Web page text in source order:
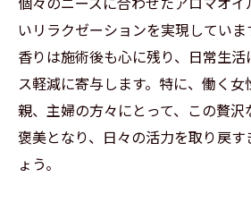
いリラクゼーションを実現してい
香りは施術後も心に残り、日常生
ス軽減に寄与します。特に、働く
親、主婦の方々にとって、この贅
褒美となり、日々の活力を取り戻す
ょう。